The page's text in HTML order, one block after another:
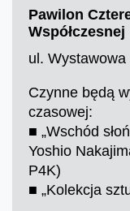
Pawilon
Współczesnej
ul. Wystawowa
Czynne będą
czasowej:
■ „Wschód
Yoshio
P4K)
■ „Kolekcja